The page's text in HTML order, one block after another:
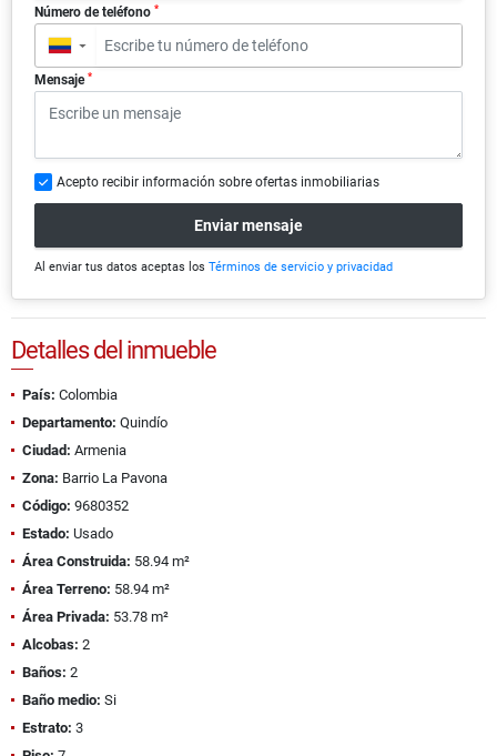
Número de teléfono *
▼
Mensaje *
Acepto recibir información sobre ofertas inmobiliarias
Enviar mensaje
Al enviar tus datos aceptas los Términos de servicio y privacidad
Detalles del inmueble
País: Colombia
Departamento: Quindío
Ciudad: Armenia
Zona: Barrio La Pavona
Código: 9680352
Estado: Usado
Área Construida: 58.94 m²
Área Terreno: 58.94 m²
Área Privada: 53.78 m²
Alcobas: 2
Baños: 2
Baño medio: Si
Estrato: 3